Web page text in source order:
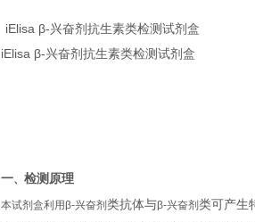
iElisa β-兴奋剂抗生素类检测试剂盒
iElisa β-兴奋剂抗生素类检测试剂盒
一、 检测原理
本试剂盒利用β-兴奋剂 类抗体与β-兴奋剂 类可产生